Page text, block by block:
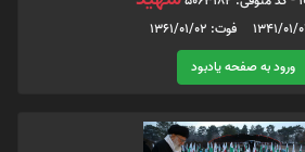
ورود به صفحه یادبود